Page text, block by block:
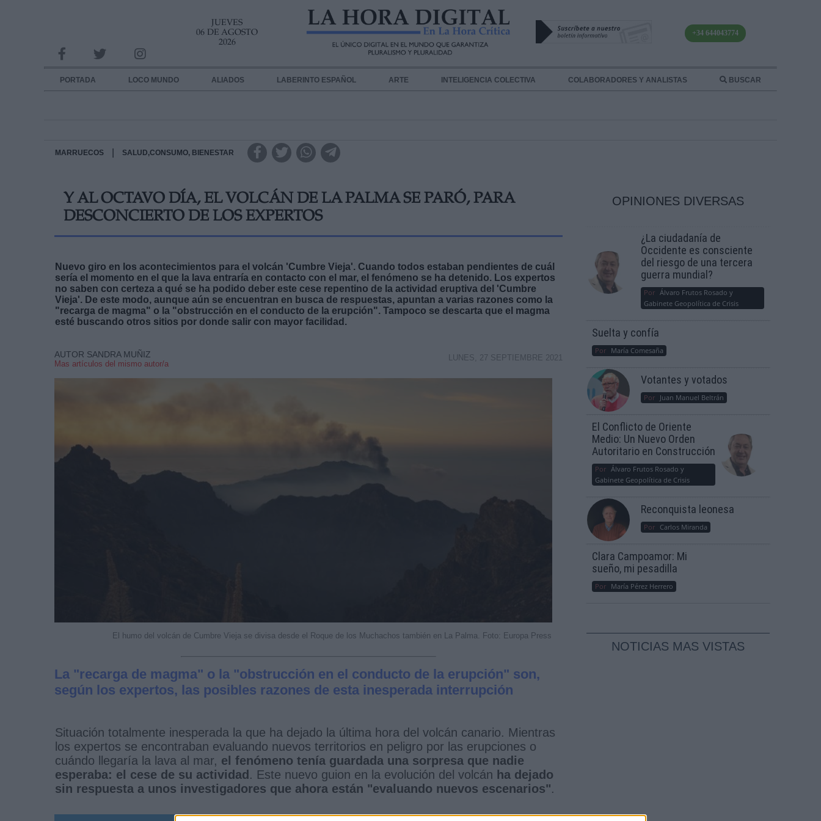
JUEVES
06 DE AGOSTO
2026
+34 644043774
PORTADA LOCO MUNDO ALIADOS LABERINTO ESPAÑOL ARTE INTELIGENCIA COLECTIVA COLABORADORES Y ANALISTAS BUSCAR
MARRUECOS SALUD,CONSUMO, BIENESTAR
Y AL OCTAVO DÍA, EL VOLCÁN DE LA PALMA SE PARÓ, PARA
DESCONCIERTO DE LOS EXPERTOS
Nuevo giro en los acontecimientos para el volcán 'Cumbre Vieja'. Cuando todos estaban pendientes de cuál
sería el momento en el que la lava entraría en contacto con el mar, el fenómeno se ha detenido. Los expertos
no saben con certeza a qué se ha podido deber este cese repentino de la actividad eruptiva del 'Cumbre
Vieja'. De este modo, aunque aún se encuentran en busca de respuestas, apuntan a varias razones como la
"recarga de magma" o la "obstrucción en el conducto de la erupción". Tampoco se descarta que el magma
esté buscando otros sitios por donde salir con mayor facilidad.
AUTOR SANDRA MUÑIZ
Mas artículos del mismo autor/a
LUNES, 27 SEPTIEMBRE 2021
El humo del volcán de Cumbre Vieja se divisa desde el Roque de los Muchachos también en La Palma. Foto: Europa Press
La "recarga de magma" o la "obstrucción en el conducto de la erupción" son,
según los expertos, las posibles razones de esta inesperada interrupción
Situación totalmente inesperada la que ha dejado la última hora del volcán canario. Mientras
los expertos se encontraban evaluando nuevos territorios en peligro por las erupciones o
cuándo llegaría la lava al mar, el fenómeno tenía guardada una sorpresa que nadie
esperaba: el cese de su actividad. Este nuevo guion en la evolución del volcán ha dejado
sin respuesta a unos investigadores que ahora están "evaluando nuevos escenarios".
OPINIONES DIVERSAS
¿La ciudadanía de
Occidente es consciente
del riesgo de una tercera
guerra mundial?
Por Álvaro Frutos Rosado y
Gabinete Geopolítica de Crisis
Suelta y confía
Por María Comesaña
Votantes y votados
Por Juan Manuel Beltrán
El Conflicto de Oriente
Medio: Un Nuevo Orden
Autoritario en Construcción
Por Álvaro Frutos Rosado y
Gabinete Geopolítica de Crisis
Reconquista leonesa
Por Carlos Miranda
Clara Campoamor: Mi
sueño, mi pesadilla
Por María Pérez Herrero
NOTICIAS MAS VISTAS
INFORMACION SOBRE LA PROTECCIÓN DE TUS DATOS
Responsable:
Destinatarios:
link
Información adicional
link